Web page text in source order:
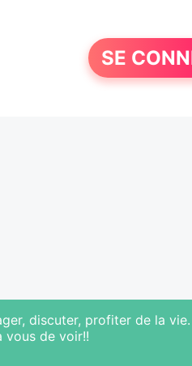
SE
discuter, profiter de la
vous de voir!!